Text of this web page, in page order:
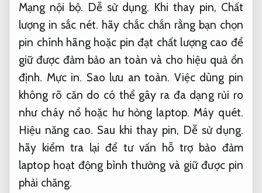
Mạng nội bộ. Dễ sử dụng. Khi thay pin, Chất
lượng in sắc nét. hãy chắc chắn rằng bạn chọn
pin chính hãng hoặc pin đạt chất lượng cao để
giữ được đảm bảo an toàn và cho hiệu quả ổn
định. Mực in. Sao lưu an toàn. Việc dùng pin
không rõ căn do có thể gây ra đa dạng rủi ro
như cháy nổ hoặc hư hỏng laptop. Máy quét.
Hiệu năng cao. Sau khi thay pin, Dễ sử dụng.
hãy kiểm tra lại để tư vấn hỗ trợ bảo đảm
laptop hoạt động bình thường và giữ được pin
phải chăng.